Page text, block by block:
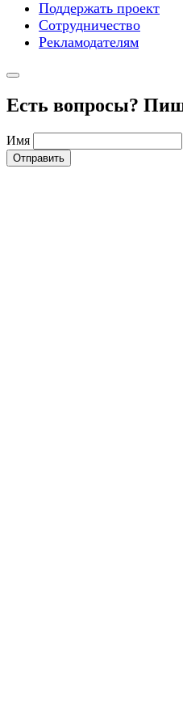
Поддержать проект
Сотрудничество
Рекламодателям
Есть вопросы?
Имя